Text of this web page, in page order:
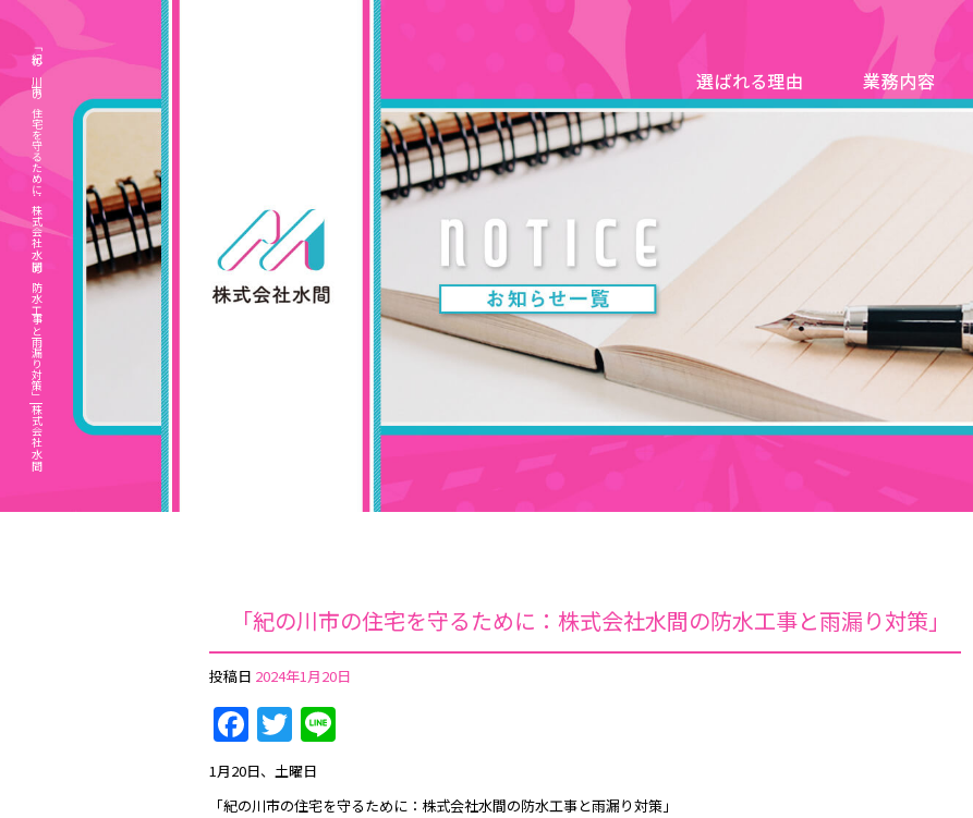
「紀の川市の住宅を守るために：株式会社水間の防水工事と雨漏り対策」|株式会社水間
「紀の川市の住宅を守るために：株式会社水間の防水工事と雨漏り対策」
投稿日 2024年1月20日
Facebook
Twitter
1月20日、土曜日
「紀の川市の住宅を守るために：株式会社水間の防水工事と雨漏り対策」